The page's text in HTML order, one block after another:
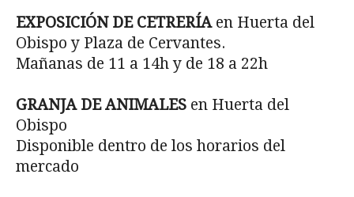
EXPOSICIÓN DE CETRERÍAen Huerta del
Obispo y Plaza de Cervantes.
Mañanas de 11 a 14h y de 18 a 22h
GRANJA DE ANIMALES en Huerta del
Obispo
Disponible dentro de los horarios del
mercado